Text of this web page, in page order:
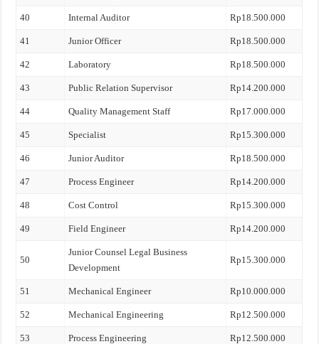
40 Internal Auditor Rp18.500.000
41 Junior Officer Rp18.500.000
42 Laboratory Rp18.500.000
43 Public Relation Supervisor Rp14.200.000
44 Quality Management Staff Rp17.000.000
45 Specialist Rp15.300.000
46 Junior Auditor Rp18.500.000
47 Process Engineer Rp14.200.000
48 Cost Control Rp15.300.000
49 Field Engineer Rp14.200.000
50
Junior Counsel Legal Business
Development
Rp15.300.000
51 Mechanical Engineer Rp10.000.000
52 Mechanical Engineering Rp12.500.000
53 Process Engineering Rp12.500.000